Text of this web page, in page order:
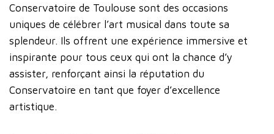
Conservatoire de Toulouse sont des occasions
uniques de célébrer l’art musical dans toute sa
splendeur. Ils offrent une expérience immersive et
inspirante pour tous ceux qui ont la chance d’y
assister, renforçant ainsi la réputation du
Conservatoire en tant que foyer d’excellence
artistique.